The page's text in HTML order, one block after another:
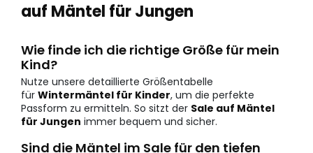
auf Mäntel für Jungen
Wie finde ich die richtige Größe für mein
Kind?
Nutze unsere detaillierte Größentabelle
für Wintermäntel für Kinder, um die perfekte
Passform zu ermitteln. So sitzt der Sale auf Mäntel
für Jungen immer bequem und sicher.
Sind die Mäntel im Sale für den tiefen